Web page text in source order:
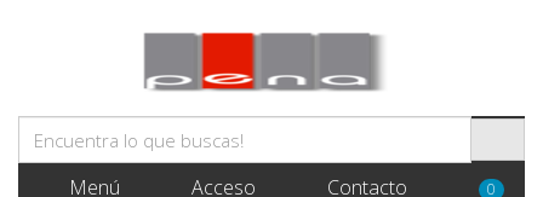
Menú Acceso Contacto 0